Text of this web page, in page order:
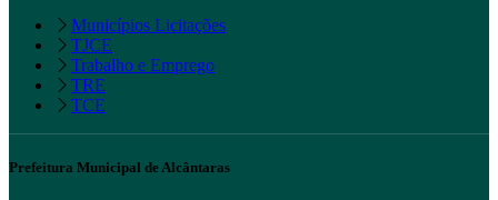
Municípios Licitações
TJCE
Trabalho e Emprego
TRE
TCE
Prefeitura Municipal de Alcântaras